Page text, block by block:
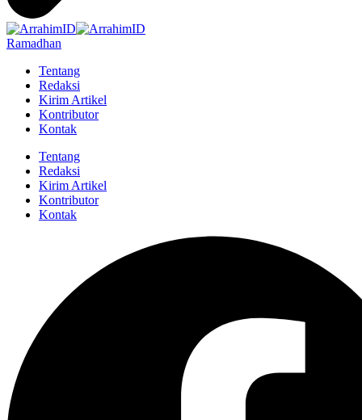
Ramadhan
Tentang
Redaksi
Kirim Artikel
Kontributor
Kontak
Tentang
Redaksi
Kirim Artikel
Kontributor
Kontak